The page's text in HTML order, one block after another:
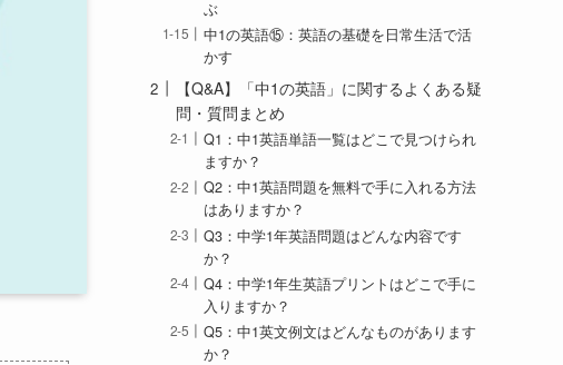
ぶ
中1の英語⑮：英語の基礎を日常生活で活
かす
【Q&A】「中1の英語」に関するよくある疑
問・質問まとめ
Q1：中1英語単語一覧はどこで見つけられ
ますか？
Q2：中1英語問題を無料で手に入れる方法
はありますか？
Q3：中学1年英語問題はどんな内容です
か？
Q4：中学1年生英語プリントはどこで手に
入りますか？
Q5：中1英文例文はどんなものがあります
か？